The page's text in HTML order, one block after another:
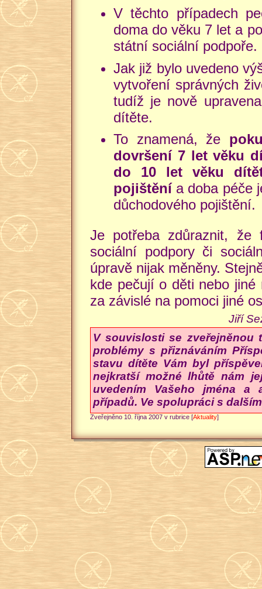
V těchto případech
doma do věku 7 let a
státní sociální podpoře.
Jak již bylo uvedeno
vytvoření správných
tudíž je nově
dítěte.
To znamená, že
dovršení 7 let věku
do 10 let věku
pojištění a doba péče
důchodového pojištění.
Je potřeba zdůraznit, že
sociální podpory či
úpravě nijak měněny.
kde pečují o děti nebo
za závislé na pomoci jiné
Jiří
V souvislosti se zveřejněnou
problémy s přiznáváním
stavu dítěte Vám byl
nejkratší možné lhůtě nám
uvedením Vašeho jména a
případů. Ve spolupráci s
Zveřejněno 10. října 2007 v rubrice [Aktuality]